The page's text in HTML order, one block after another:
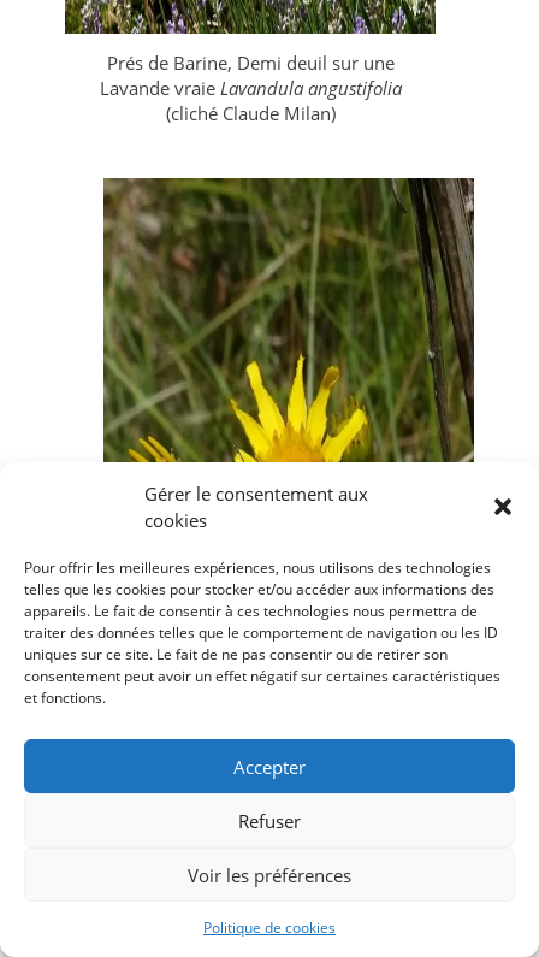
Gérer le consentement aux
cookies
Pour offrir les meilleures expériences, nous utilisons des technologies
telles que les cookies pour stocker et/ou accéder aux informations des
appareils. Le fait de consentir à ces technologies nous permettra de
traiter des données telles que le comportement de navigation ou les ID
uniques sur ce site. Le fait de ne pas consentir ou de retirer son
consentement peut avoir un effet négatif sur certaines caractéristiques
et fonctions.
Accepter
Refuser
Voir les préférences
Politique de cookies
Prés de Barine, Demi deuil sur une
Lavande vraie Lavandula angustifolia
(cliché Claude Milan)